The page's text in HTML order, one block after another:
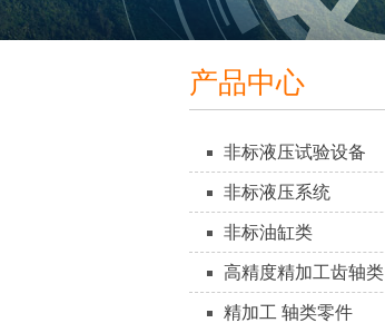
产品中心
非标液压试验设备
非标液压系统
非标油缸类
高精度精加工齿轴类
精加工 轴类零件